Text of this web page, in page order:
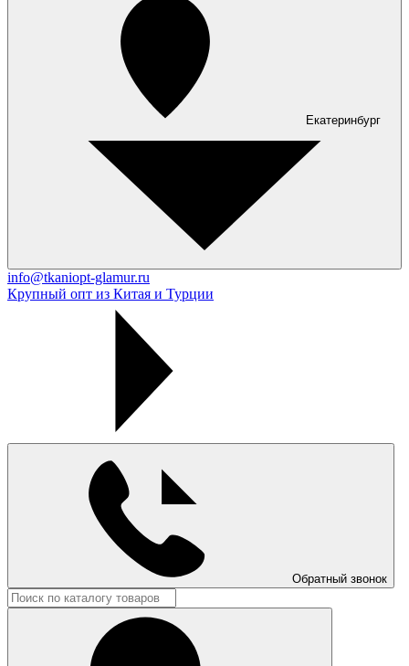
Екатеринбург
info@tkaniopt-glamur.ru
Крупный опт из Китая и Турции
Обратный звонок